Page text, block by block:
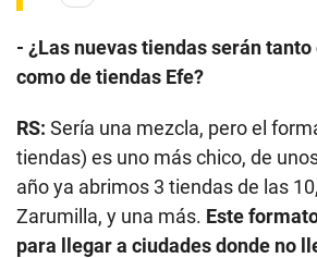
- ¿Las nuevas tiendas serán tanto
como de tiendas Efe?
RS: Sería una mezcla, pero el
tiendas) es uno más chico, de
año ya abrimos 3 tiendas de las
Zarumilla, y una más. Este
para llegar a ciudades donde no